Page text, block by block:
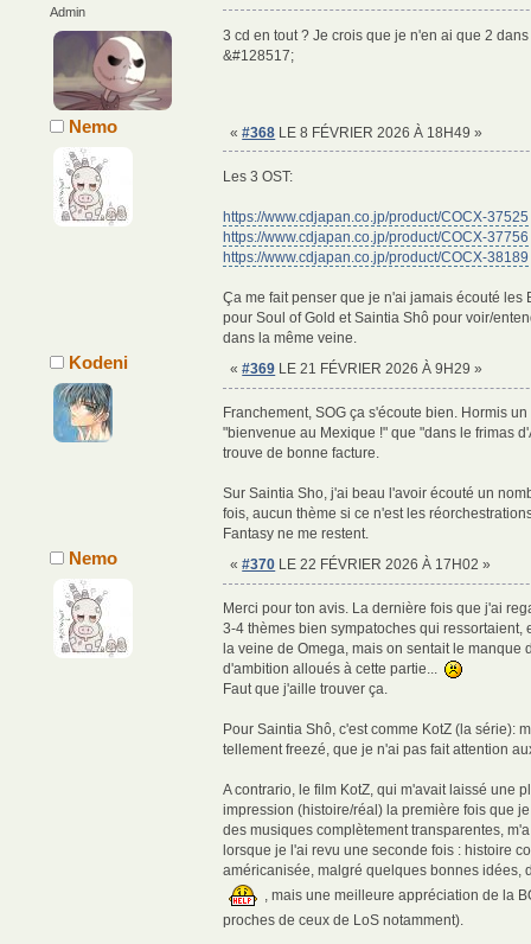
Admin
3 cd en tout ? Je crois que je n'en ai que 2
&#128517;
Nemo «#368 LE 8 FÉVRIER 2026 À 18H49 »
Les 3 OST:
https://www.cdjapan.co.jp/product/COCX-37525
https://www.cdjapan.co.jp/product/COCX-37756
https://www.cdjapan.co.jp/product/COCX-38189
Ça me fait penser que je n'ai jamais écouté les
pour Soul of Gold et Saintia Shô pour voir/
dans la même veine.
Kodeni «#369 LE 21 FÉVRIER 2026 À 9H29 »
Franchement, SOG ça s'écoute bien. Hormis
"bienvenue au Mexique !" que "dans le frimas
trouve de bonne facture.
Sur Saintia Sho, j'ai beau l'avoir écouté un
fois, aucun thème si ce n'est les
Fantasy ne me restent.
Nemo «#370 LE 22 FÉVRIER 2026 À 17H02 »
Merci pour ton avis. La dernière fois que j'ai
3-4 thèmes bien sympatoches qui ressortaient,
la veine de Omega, mais on sentait le manque
d'ambition alloués à cette partie...
Faut que j'aille trouver ça.
Pour Saintia Shô, c'est comme KotZ (la série):
tellement freezé, que je n'ai pas fait attention
A contrario, le film KotZ, qui m'avait laissé une
impression (histoire/réal) la première fois que
des musiques complètement transparentes,
lorsque je l'ai revu une seconde fois : histoire
américanisée, malgré quelques bonnes idées,
, mais une meilleure appréciation de la
proches de ceux de LoS notamment).